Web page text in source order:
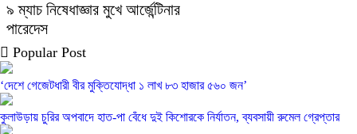
৯ ম্যাচ নিষেধাজ্ঞার মুখে আর্জেন্টিনার
পারেদেস
Popular Post
‘দেশে গেজেটধারী বীর মুক্তিযোদ্ধা ১ লাখ ৮৩ হাজার ৫৬০ জন’
কুলাউড়ায় চুরির অপবাদে হাত-পা বেঁধে দুই কিশোরকে নির্যাতন, ব্যবসায়ী রুমেল গ্রেপ্তার